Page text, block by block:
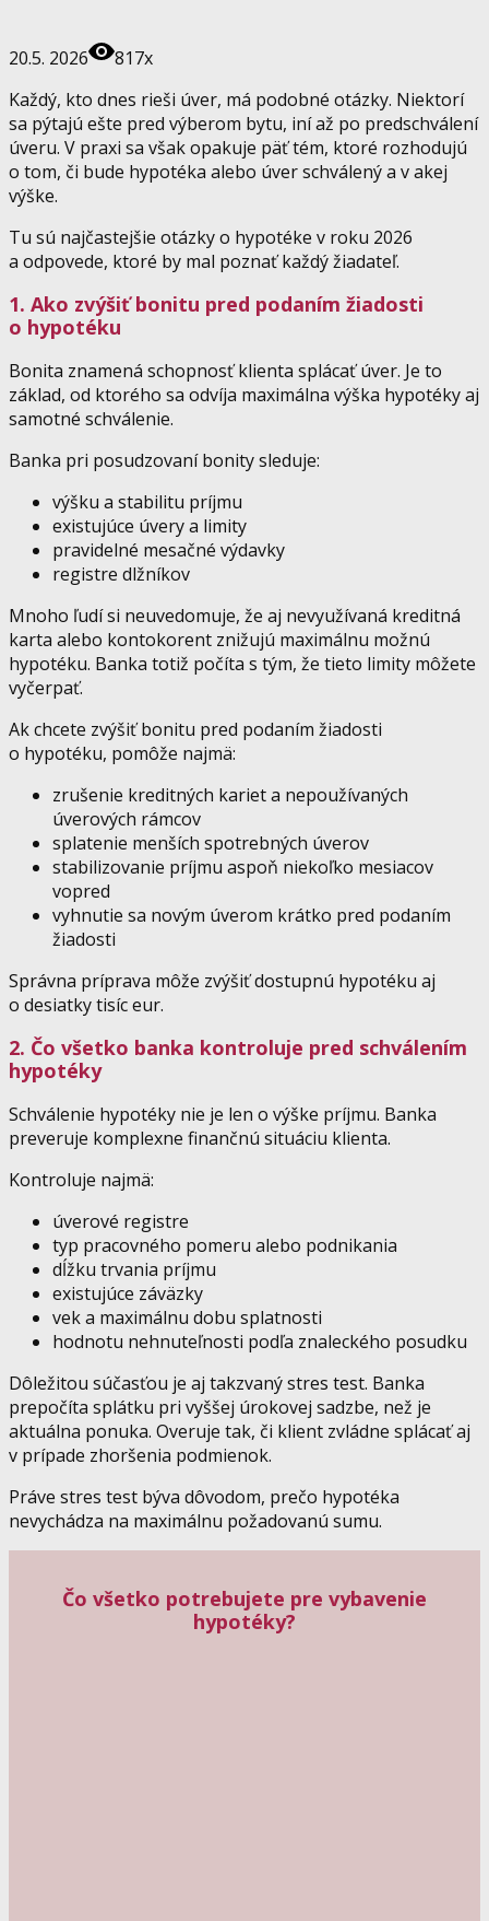
20.5. 2026
817x
Každý, kto dnes rieši úver, má podobné otázky. Niektorí
sa pýtajú ešte pred výberom bytu, iní až po predschválení
úveru. V praxi sa však opakuje päť tém, ktoré rozhodujú
o tom, či bude hypotéka alebo úver schválený a v akej
výške.
Tu sú najčastejšie otázky o hypotéke v roku 2026
a odpovede, ktoré by mal poznať každý žiadateľ.
1. Ako zvýšiť bonitu pred podaním žiadosti
o hypotéku
Bonita znamená schopnosť klienta splácať úver. Je to
základ, od ktorého sa odvíja maximálna výška hypotéky aj
samotné schválenie.
Banka pri posudzovaní bonity sleduje:
výšku a stabilitu príjmu
existujúce úvery a limity
pravidelné mesačné výdavky
registre dlžníkov
Mnoho ľudí si neuvedomuje, že aj nevyužívaná kreditná
karta alebo kontokorent znižujú maximálnu možnú
hypotéku. Banka totiž počíta s tým, že tieto limity môžete
vyčerpať.
Ak chcete zvýšiť bonitu pred podaním žiadosti
o hypotéku, pomôže najmä:
zrušenie kreditných kariet a nepoužívaných
úverových rámcov
splatenie menších spotrebných úverov
stabilizovanie príjmu aspoň niekoľko mesiacov
vopred
vyhnutie sa novým úverom krátko pred podaním
žiadosti
Správna príprava môže zvýšiť dostupnú hypotéku aj
o desiatky tisíc eur.
2. Čo všetko banka kontroluje pred schválením
hypotéky
Schválenie hypotéky nie je len o výške príjmu. Banka
preveruje komplexne finančnú situáciu klienta.
Kontroluje najmä:
úverové registre
typ pracovného pomeru alebo podnikania
dĺžku trvania príjmu
existujúce záväzky
vek a maximálnu dobu splatnosti
hodnotu nehnuteľnosti podľa znaleckého posudku
Dôležitou súčasťou je aj takzvaný stres test. Banka
prepočíta splátku pri vyššej úrokovej sadzbe, než je
aktuálna ponuka. Overuje tak, či klient zvládne splácať aj
v prípade zhoršenia podmienok.
Práve stres test býva dôvodom, prečo hypotéka
nevychádza na maximálnu požadovanú sumu.
Čo všetko potrebujete pre vybavenie
hypotéky?